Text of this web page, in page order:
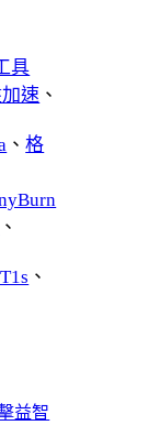
具
速 、
、格
、
、
益智